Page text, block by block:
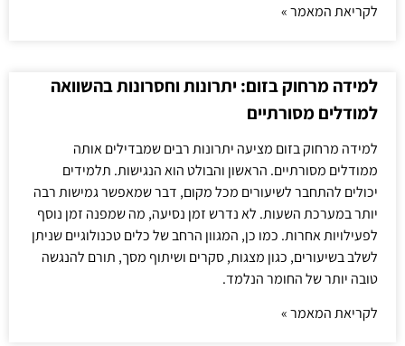
לקריאת המאמר »
למידה מרחוק בזום: יתרונות וחסרונות בהשוואה
למודלים מסורתיים
למידה מרחוק בזום מציעה יתרונות רבים שמבדילים אותה
ממודלים מסורתיים. הראשון והבולט הוא הנגישות. תלמידים
יכולים להתחבר לשיעורים מכל מקום, דבר שמאפשר גמישות רבה
יותר במערכת השעות. לא נדרש זמן נסיעה, מה שמפנה זמן נוסף
לפעילויות אחרות. כמו כן, המגוון הרחב של כלים טכנולוגיים שניתן
לשלב בשיעורים, כגון מצגות, סקרים ושיתוף מסך, תורם להנגשה
טובה יותר של החומר הנלמד.
לקריאת המאמר »